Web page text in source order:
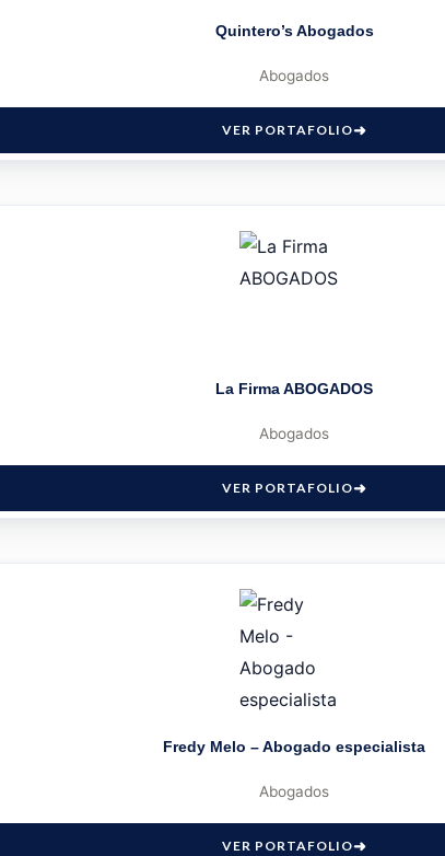
Quintero’s Abogados
Abogados
VER PORTAFOLIO
La Firma ABOGADOS
Abogados
VER PORTAFOLIO
Fredy Melo – Abogado especialista
Abogados
VER PORTAFOLIO